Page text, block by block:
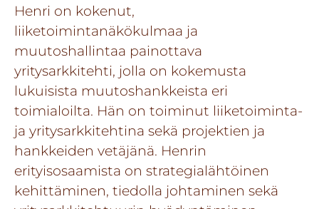
Henri on kokenut,
liiketoimintanäkökulmaa ja
muutoshallintaa painottava
yritysarkkitehti, jolla on kokemusta
lukuisista muutoshankkeista eri
toimialoilta. Hän on toiminut liiketoiminta-
ja yritysarkkitehtina sekä projektien ja
hankkeiden vetäjänä. Henrin
erityisosaamista on strategialähtöinen
kehittäminen, tiedolla johtaminen sekä